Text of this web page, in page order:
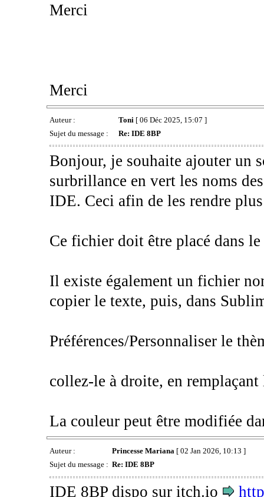
Merci
Merci
Auteur : Toni [ 06 Déc 2025, 15:07 ]
Sujet du message :
Re: IDE 8BP
Bonjour, je souhaite ajouter un
surbrillance en vert les noms
IDE. Ceci afin de les rendre
Ce fichier doit être placé dans
Il existe également un fichier
copier le texte, puis, dans
Préférences/Personnaliser le
collez-le à droite, en remplaçant
La couleur peut être modifiée
Auteur : Princesse Mariana [ 02 Jan 2026, 10:13 ]
Sujet du message : Re: IDE 8BP
IDE 8BP dispo sur itch.io